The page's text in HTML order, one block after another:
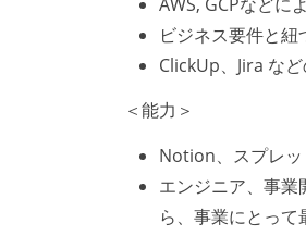
ビジネス要件と
ClickUp、Jira な
＜能力＞
Notion、スプレッ
エンジニア、事
ら、事業にとっ